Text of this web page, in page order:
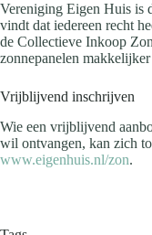
Vereniging Eigen Huis is
vindt dat iedereen recht
de Collectieve Inkoop
zonnepanelen
Vrijblijvend inschrijven
Wie een vrijblijvend
wil ontvangen, kan zich
www.eigenhuis.nl/zon.